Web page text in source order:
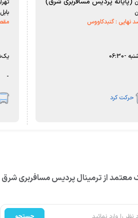
نهایی :گنبدکاووس
06:30
حرکت کرد
بابل
تعاونی 2 پیک معتمد از ترمینال پرديس مسافربري شرق